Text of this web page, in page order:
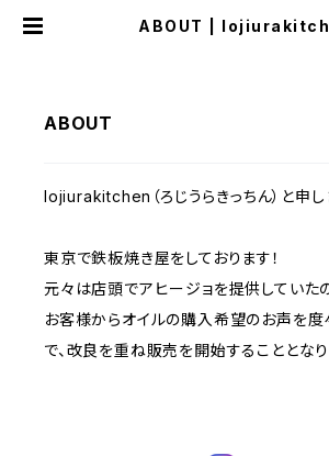
ABOUT |
ABOUT
lojiurakitchen（ろじうらきっちん）と申し
東京で鉄板焼き屋をしております！
元々は店頭でアヒージョを提供していた
お客様からオイルの購入希望のお声を度
で、改良を重ね販売を開始することとなり